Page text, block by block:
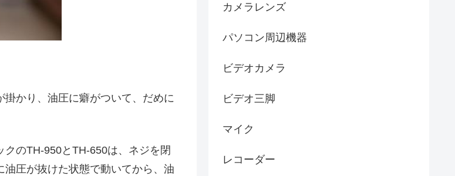
かり、油圧に癖がついて、だめに
のTH-950とTH-650は、ネジを閉
圧が抜けた状態で動いてから、油
カメラレンズ
パソコン周辺機器
ビデオカメラ
ビデオ三脚
マイク
レコーダー